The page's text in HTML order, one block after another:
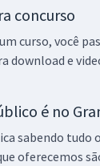
concurso
curso, você
download e
é no
sabendo tudo
oferecemos